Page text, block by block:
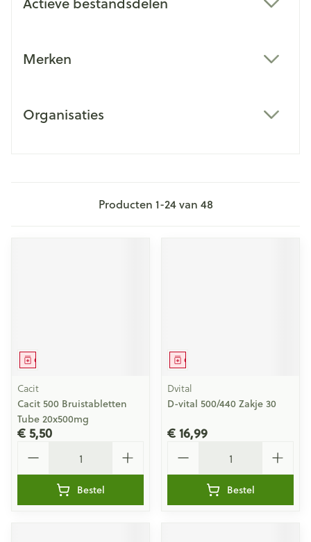
Merken
Organisaties
Producten 1-24van 48
Geneesmiddel
Cacit
Cacit 500 Bruistabletten
Tube 20x500mg
€ 5,50
Bestel
Geneesmiddel
Dvital
D-vital 500/440 Zakje 30
€ 16,99
Bestel